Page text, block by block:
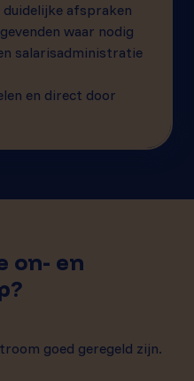
afspraken
waar nodig
salarisadministratie
en direct door
on- en
goed geregeld zijn.